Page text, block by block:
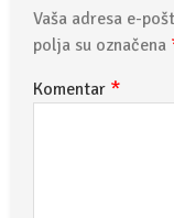
Vaša adresa e-
polja su označena
Komentar *